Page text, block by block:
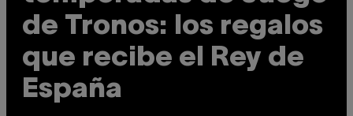
de Tronos: los regalos
que recibe el Rey de
España